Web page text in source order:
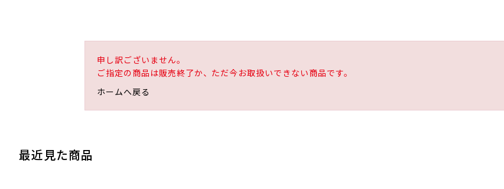
申し訳ございません。
ご指定の商品は販売終了か、ただ今お取扱いできない商品です。
ホームへ戻る
最近見た商品